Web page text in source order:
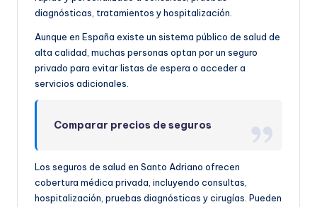
diagnósticas, tratamientos y hospitalización.
Aunque en España existe un sistema público de salud de
alta calidad, muchas personas optan por un seguro
privado para evitar listas de espera o acceder a
servicios adicionales.
Comparar precios de seguros
Los seguros de salud en Santo Adriano ofrecen
cobertura médica privada, incluyendo consultas,
hospitalización, pruebas diagnósticas y cirugías. Pueden